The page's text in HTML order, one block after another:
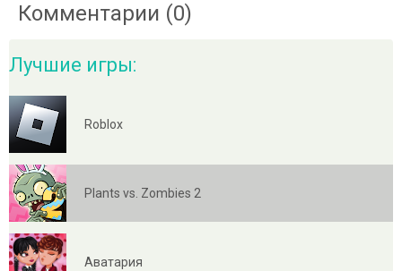
Комментарии (0)
Лучшие игры:
Roblox
Plants vs. Zombies 2
Аватария